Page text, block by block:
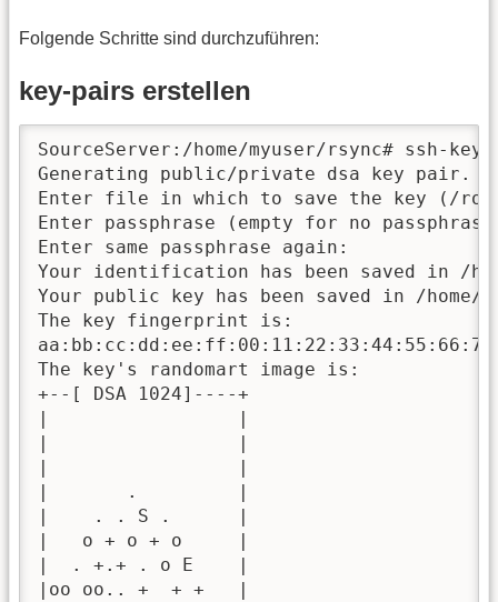
Folgende Schritte sind durchzuführen:
key-pairs erstellen
SourceServer:/home/myuser/rsync# ssh-
Generating public/private dsa key pair.
Enter file in which to save the key (/root/
Enter passphrase (empty for no
Enter same passphrase again:
Your identification has been saved in /
Your public key has been saved in /home/
The key fingerprint is:
The key's randomart image is:
+--[ DSA 1024]----+
|       .         |
|    . . S .      |
|   o + o + o     |
|  . +.+ . o E    |
|oo oo.. +  + +   |